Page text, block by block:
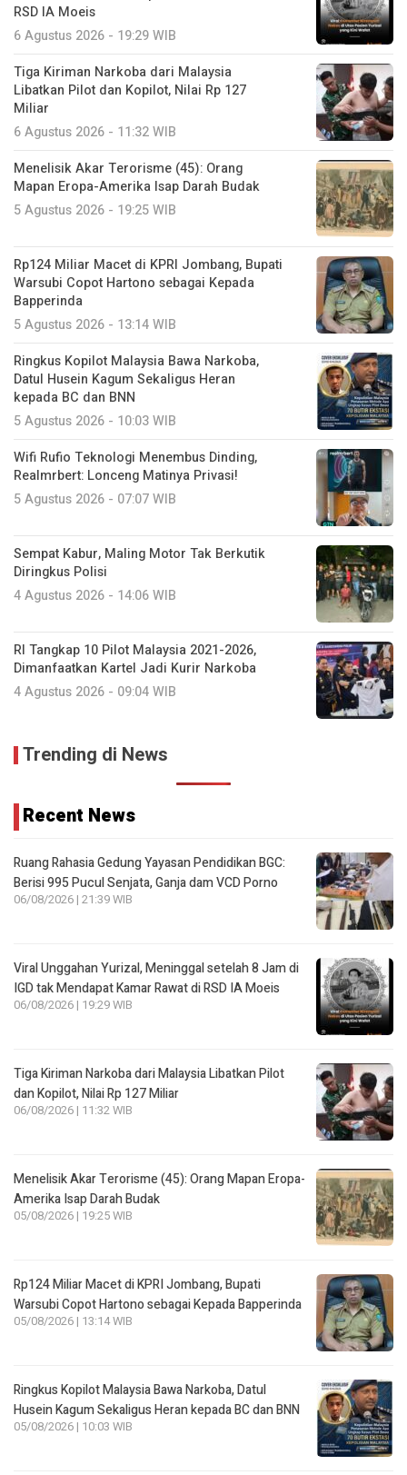
RSD IA Moeis
6 Agustus 2026 - 19:29 WIB
Tiga Kiriman Narkoba dari Malaysia
Libatkan Pilot dan Kopilot, Nilai Rp 127
Miliar
6 Agustus 2026 - 11:32 WIB
Menelisik Akar Terorisme (45): Orang
Mapan Eropa-Amerika Isap Darah Budak
5 Agustus 2026 - 19:25 WIB
Rp124 Miliar Macet di KPRI Jombang, Bupati
Warsubi Copot Hartono sebagai Kepada
Bapperinda
5 Agustus 2026 - 13:14 WIB
Ringkus Kopilot Malaysia Bawa Narkoba,
Datul Husein Kagum Sekaligus Heran
kepada BC dan BNN
5 Agustus 2026 - 10:03 WIB
Wifi Rufio Teknologi Menembus Dinding,
Realmrbert: Lonceng Matinya Privasi!
5 Agustus 2026 - 07:07 WIB
Sempat Kabur, Maling Motor Tak Berkutik
Diringkus Polisi
4 Agustus 2026 - 14:06 WIB
RI Tangkap 10 Pilot Malaysia 2021-2026,
Dimanfaatkan Kartel Jadi Kurir Narkoba
4 Agustus 2026 - 09:04 WIB
Trending di News
Recent News
Ruang Rahasia Gedung Yayasan Pendidikan BGC:
Berisi 995 Pucul Senjata, Ganja dam VCD Porno
06/08/2026 | 21:39 WIB
Viral Unggahan Yurizal, Meninggal setelah 8 Jam di
IGD tak Mendapat Kamar Rawat di RSD IA Moeis
06/08/2026 | 19:29 WIB
Tiga Kiriman Narkoba dari Malaysia Libatkan Pilot
dan Kopilot, Nilai Rp 127 Miliar
06/08/2026 | 11:32 WIB
Menelisik Akar Terorisme (45): Orang Mapan Eropa-
Amerika Isap Darah Budak
05/08/2026 | 19:25 WIB
Rp124 Miliar Macet di KPRI Jombang, Bupati
Warsubi Copot Hartono sebagai Kepada Bapperinda
05/08/2026 | 13:14 WIB
Ringkus Kopilot Malaysia Bawa Narkoba, Datul
Husein Kagum Sekaligus Heran kepada BC dan BNN
05/08/2026 | 10:03 WIB